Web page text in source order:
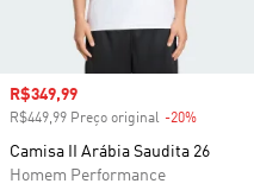
Preço com desconto
R$349,99
R$449,99 Preço original -20%
Camisa II Arábia Saudita 26
Homem Performance